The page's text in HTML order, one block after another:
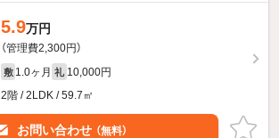
5.9万円
（管理費2,300円）
敷 1.0ヶ月 礼 10,000円
2階 / 2LDK / 59.7㎡
お問い合わせ （無料）